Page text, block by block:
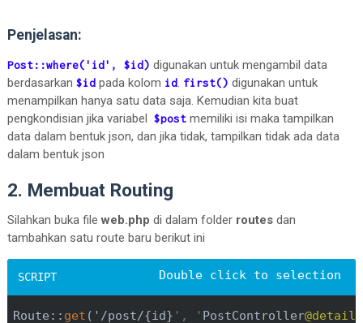
Penjelasan:
Post::where('id', $id) digunakan untuk mengambil data
berdasarkan $idpada kolom id. first() digunakan untuk
menampilkan hanya satu data saja. Kemudian kita buat
pengkondisian jika variabel $postmemiliki isi maka tampilkan
data dalam bentuk json, dan jika tidak, tampilkan tidak ada data
dalam bentuk json
2. Membuat Routing
Silahkan buka fileweb.php di dalam folder routesdan
tambahkan satu route baru berikut ini
Route:: get ('/post/{id} ', ' PostController@detail